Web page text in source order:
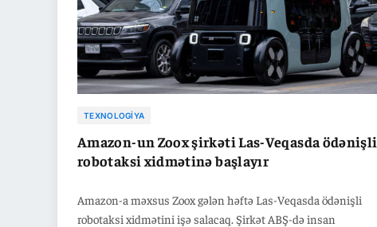
TEXNOLOGIYA
Amazon-un Zoox şirkəti Las-Veqasda ödənişli
robotaksi xidmətinə başlayır
Amazon-a məxsus Zoox gələn həftə Las-Veqasda ödənişli
robotaksi xidmətini işə salacaq. Şirkət ABŞ-də insan